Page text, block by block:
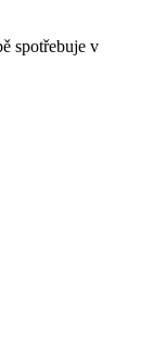
spotřebuje v